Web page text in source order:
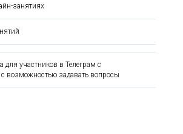
занятиях
для участников в Телеграм с
с возможностью задавать вопросы